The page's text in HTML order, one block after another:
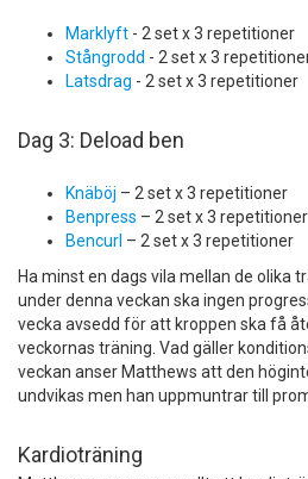
Marklyft - 2 set x 3 repetitioner
Stångrodd - 2 set x 3
Latsdrag - 2 set x 3 repetitioner
Dag 3: Deload ben
Knäböj – 2 set x 3 repetitioner
Benpress – 2 set x 3 repetitioner
Bencurl – 2 set x 3 repetitioner
Ha minst en dags vila mellan de olika
under denna veckan ska ingen
vecka avsedd för att kroppen ska få
veckornas träning. Vad gäller
veckan anser Matthews att den
undvikas men han uppmuntrar till
Kardioträning